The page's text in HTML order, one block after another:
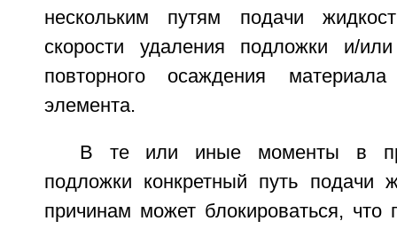
нескольким путям подачи
скорости удаления подложки и/
повторного осаждения
элемента.
В те или иные моменты в
подложки конкретный путь подачи
причинам может блокироваться, что